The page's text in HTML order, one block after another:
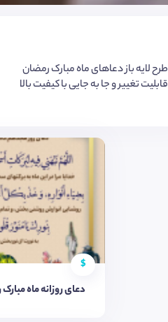
طرح لایه باز دعاهای ماه مبارک رمضان
قابلیت تغییر و جا به جایی با کیفیت بالا
$
دعای روزانه ماه